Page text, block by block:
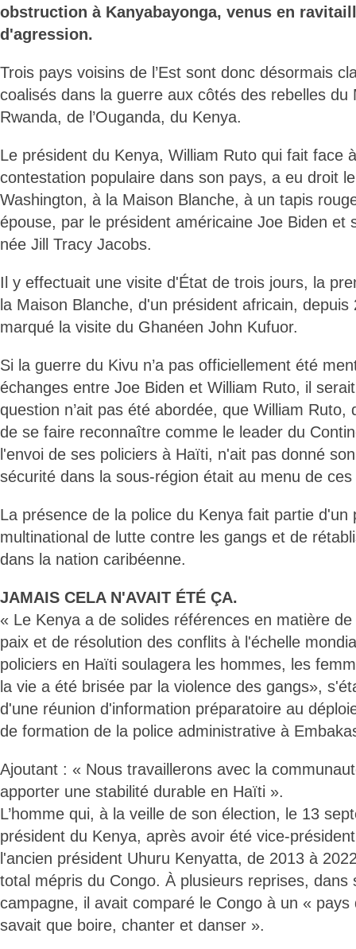
obstruction à Kanyabayonga, venus en
d'agression.
Trois pays voisins de l’Est sont donc désormais
coalisés dans la guerre aux côtés des rebelles du
Rwanda, de l’Ouganda, du Kenya.
Le président du Kenya, William Ruto qui fait face
contestation populaire dans son pays, a eu droit
Washington, à la Maison Blanche, à un tapis
épouse, par le président américaine Joe Biden et
née Jill Tracy Jacobs.
Il y effectuait une visite d'État de trois jours, la
la Maison Blanche, d'un président africain,
marqué la visite du Ghanéen John Kufuor.
Si la guerre du Kivu n’a pas officiellement été
échanges entre Joe Biden et William Ruto, il
question n’ait pas été abordée, que William Ruto,
de se faire reconnaître comme le leader du
l'envoi de ses policiers à Haïti, n'ait pas donné
sécurité dans la sous-région était au menu de
La présence de la police du Kenya fait partie d'un
multinational de lutte contre les gangs et de
dans la nation caribéenne.
JAMAIS CELA N'AVAIT ÉTÉ ÇA.
« Le Kenya a de solides références en matière
paix et de résolution des conflits à l'échelle
policiers en Haïti soulagera les hommes, les
la vie a été brisée par la violence des gangs»,
d'une réunion d'information préparatoire au
de formation de la police administrative à
Ajoutant : « Nous travaillerons avec la
apporter une stabilité durable en Haïti ».
L’homme qui, à la veille de son élection, le 13
président du Kenya, après avoir été vice-
l'ancien président Uhuru Kenyatta, de 2013 à
total mépris du Congo. À plusieurs reprises, dans
campagne, il avait comparé le Congo à un « pays
savait que boire, chanter et danser ».